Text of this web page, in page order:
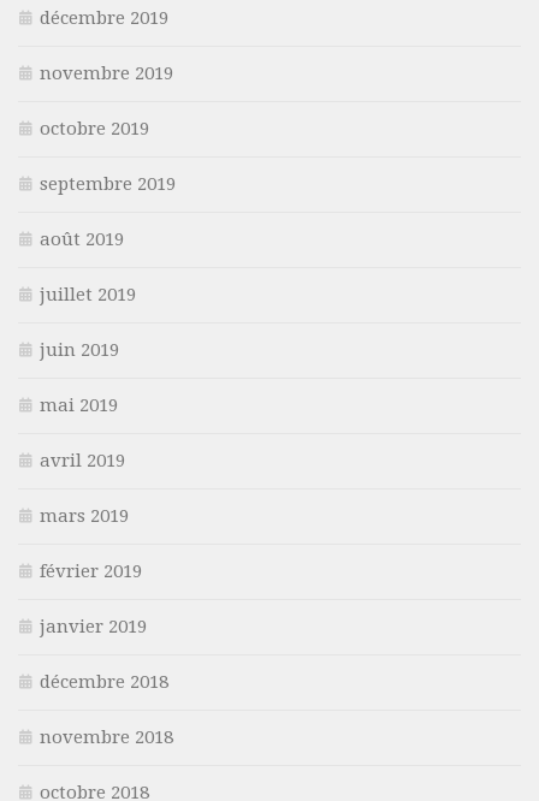
décembre 2019
novembre 2019
octobre 2019
septembre 2019
août 2019
juillet 2019
juin 2019
mai 2019
avril 2019
mars 2019
février 2019
janvier 2019
décembre 2018
novembre 2018
octobre 2018